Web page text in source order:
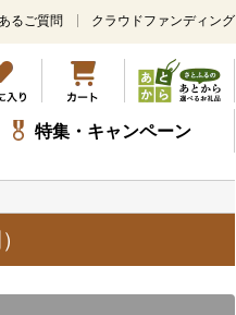
メ
ン
コ
ン
テ
ツ
キ
ッ
プ
るご質問 クラウドファンディング
特集・キャンペーン